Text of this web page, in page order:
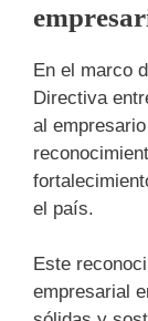
En el marco
Directiva
al
el país.
Este
empresarial